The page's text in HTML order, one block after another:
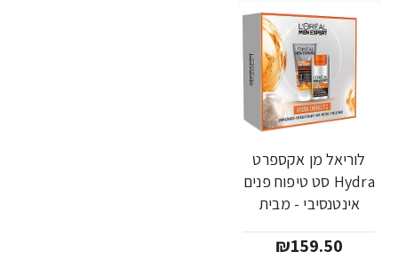
לוריאל מן אקספרט
Hydra סט טיפוח פנים
אינטנסיבי - מבית
₪159.50